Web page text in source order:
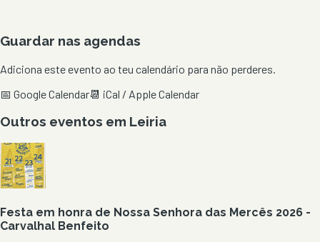
Guardar nas agendas
Adiciona este evento ao teu calendário para não perderes.
📅 Google Calendar📆 iCal / Apple Calendar
Outros eventos em Leiria
Festa em honra de Nossa Senhora das Mercês 2026 -
Carvalhal Benfeito